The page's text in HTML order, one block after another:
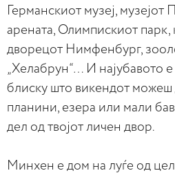
Германскиот музеј,
арената, Олимпискиот парк,
дворецот Нимфенбург,
„Хелабрун“… И најубавото
блиску што викендот можеш
планини, езера или мали
дел од твојот личен двор.
Минхен е дом на луѓе од